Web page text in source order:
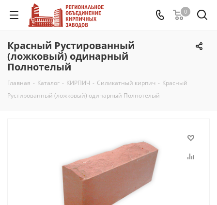
0
Красный Рустированный
(ложковый) одинарный
Полнотелый
Главная - Каталог - КИРПИЧ - Силикатный кирпич - Красный
Рустированный (ложковый) одинарный Полнотелый